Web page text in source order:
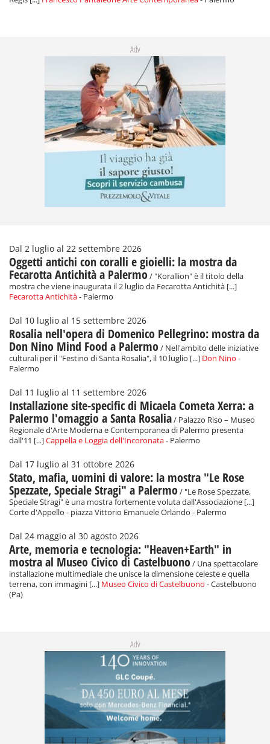
Adv
Dal 2 luglio al 22 settembre 2026
Oggetti antichi con coralli e gioielli: la mostra da
Fecarotta Antichità a Palermo/ "Korallion" è il titolo della
mostra che viene inaugurata il 2 luglio da Fecarotta Antichità [...]
Fecarotta Antichità- Palermo
Dal 10 luglio al 15 settembre 2026
Rosalia nell'opera di Domenico Pellegrino: mostra da
Don Nino Mind Food a Palermo/ Nell'ambito delle iniziative
culturali per il "Festino di Santa Rosalia", il 10 luglio [...] Don Nino -
Palermo
Dal 11 luglio al 11 settembre 2026
Installazione site-specific di Micaela Cometa Xerra: a
Palermo l'omaggio a Santa Rosalia/ Palazzo Riso – Museo
Regionale d'Arte Moderna e Contemporanea di Palermo presenta
dall'11 [...]Cappella e Loggia dell'Incoronata- Palermo
Dal 17 luglio al 31 ottobre 2026
Stato, mafia, uomini di valore: la mostra "Le Rose
Spezzate, Speciale Stragi" a Palermo/ "Le Rose Spezzate,
Speciale Stragi" è una mostra fortemente voluta dall'Associazione [...]
Corte d'Appello - piazza Vittorio Emanuele Orlando - Palermo
Dal 24 maggio al 30 agosto 2026
Arte, memoria e tecnologia: "Heaven+Earth" in
mostra al Museo Civico di Castelbuono/ Una spettacolare
installazione multimediale che unisce la dimensione celeste e quella
terrena, con immagini [...] Museo Civico di Castelbuono - Castelbuono
(Pa)
Adv